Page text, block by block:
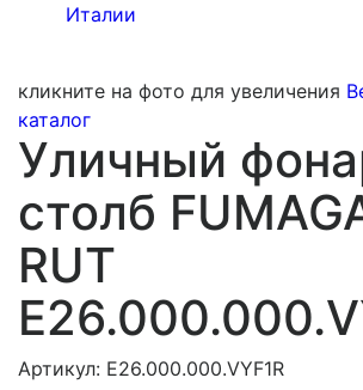
кликните на фото для увеличения
каталог
Уличный
столб
RUT
Артикул: E26.000.000.VYF1R